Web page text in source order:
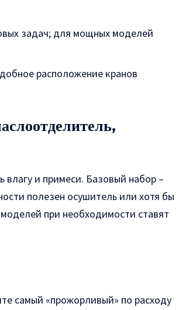
задач; для мощных моделей
расположение кранов
и примеси. Базовый набор –
полезен осушитель или хотя бы
при необходимости ставят
самый «прожорливый» по расходу